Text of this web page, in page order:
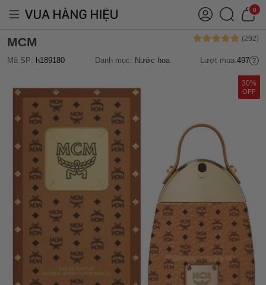
0
MCM
Mã SP: h189180 Danh mục: Nước hoa Lượt mua:497
30%
OFF